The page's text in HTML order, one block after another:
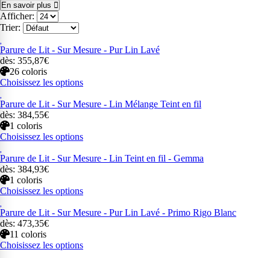
En savoir plus
Afficher:
Trier:
Parure de Lit - Sur Mesure - Pur Lin Lavé
dès: 355,87€
26 coloris
Choisissez les options
Parure de Lit - Sur Mesure - Lin Mélange Teint en fil
dès: 384,55€
1 coloris
Choisissez les options
Parure de Lit - Sur Mesure - Lin Teint en fil - Gemma
dès: 384,93€
1 coloris
Choisissez les options
Parure de Lit - Sur Mesure - Pur Lin Lavé - Primo Rigo Blanc
dès: 473,35€
11 coloris
Choisissez les options